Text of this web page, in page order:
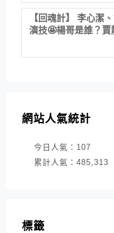
【回魂計】 李心潔
演技🤩楊哥是誰？
網站人氣統計
今日人氣： 107
累計人氣： 485,313
標籤